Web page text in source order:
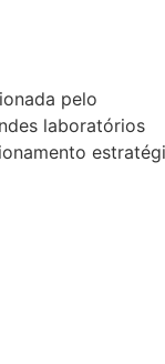
pelo
laboratórios